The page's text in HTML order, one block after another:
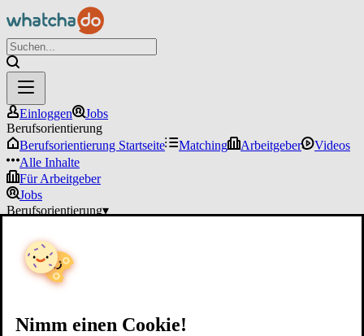
Nimm einen Cookie!
Einloggen
Jobs
Berufsorientierung
Berufsorientierung Startseite
Matching Arbeitgeber
Videos
Alle Inhalte
Für Arbeitgeber
Jobs
Berufsorientierung▾